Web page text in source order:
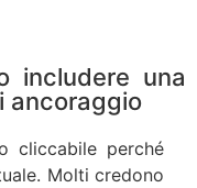
includere una
ancoraggio
cliccabile perché
Molti credono